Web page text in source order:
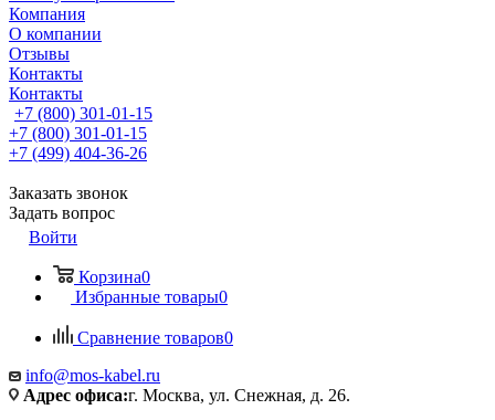
Компания
О компании
Отзывы
Контакты
Контакты
+7 (800) 301-01-15
+7 (800) 301-01-15
+7 (499) 404-36-26
Заказать звонок
Задать вопрос
Войти
Корзина0
Избранные товары0
Сравнение товаров0
info@mos-kabel.ru
Адрес офиса:г. Москва, ул. Снежная, д. 26.